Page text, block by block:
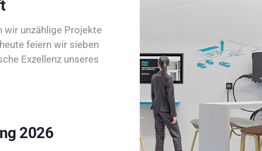
wir unzählige Projekte
feiern wir sieben
Exzellenz unseres
2026